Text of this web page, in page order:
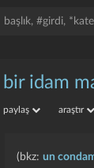
bir idam
paylaş araştır
(bkz:un